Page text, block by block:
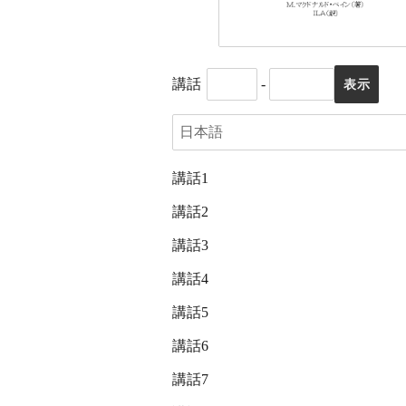
講話 -
講話1
講話2
講話3
講話4
講話5
講話6
講話7